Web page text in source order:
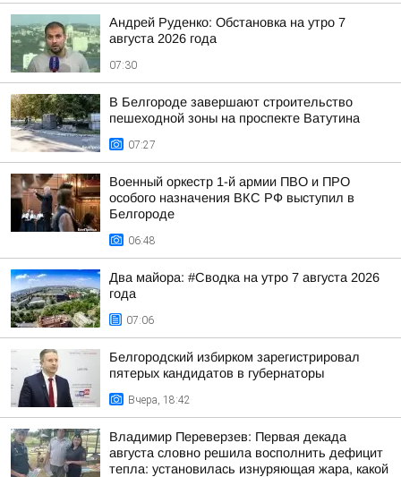
Андрей Руденко: Обстановка на утро 7
августа 2026 года
07:30
В Белгороде завершают строительство
пешеходной зоны на проспекте Ватутина
07:27
Военный оркестр 1-й армии ПВО и ПРО
особого назначения ВКС РФ выступил в
Белгороде
06:48
Два майора: #Сводка на утро 7 августа 2026
года
07:06
Белгородский избирком зарегистрировал
пятерых кандидатов в губернаторы
Вчера, 18:42
Владимир Переверзев: Первая декада
августа словно решила восполнить дефицит
тепла: установилась изнуряющая жара, какой